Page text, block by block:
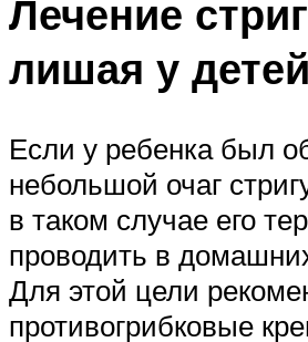
Лечение
лишая у детей
Если у ребенка был
небольшой очаг
в таком случае его
проводить в
Для этой цели
противогрибковые